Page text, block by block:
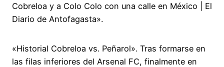
Cobreloa y a Colo Colo con una calle en México | El
Diario de Antofagasta».
«Historial Cobreloa vs. Peñarol». Tras formarse en
las filas inferiores del Arsenal FC, finalmente en